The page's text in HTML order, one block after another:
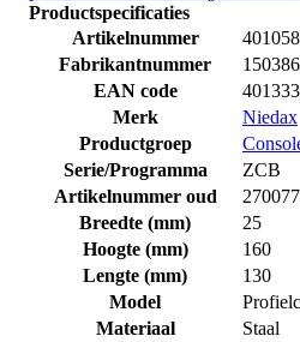
Productspecificaties
Artikelnummer
Fabrikantnummer
150386
EAN code
Merk
Niedax
Productgroep
Serie/Programma
ZCB
Artikelnummer oud
Breedte (mm)
25
Hoogte (mm)
160
Lengte (mm)
130
Model
Materiaal
Staal